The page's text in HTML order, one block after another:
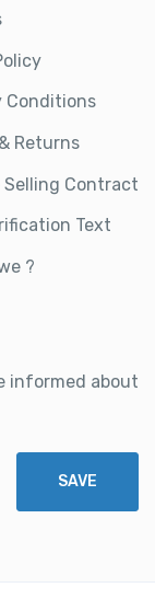
Conditions
Returns
Selling Contract
Text
?
informed about
SAVE